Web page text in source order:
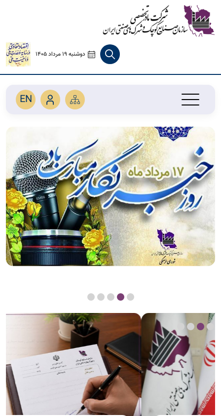
دوشنبه 19 مرداد 1405
EN